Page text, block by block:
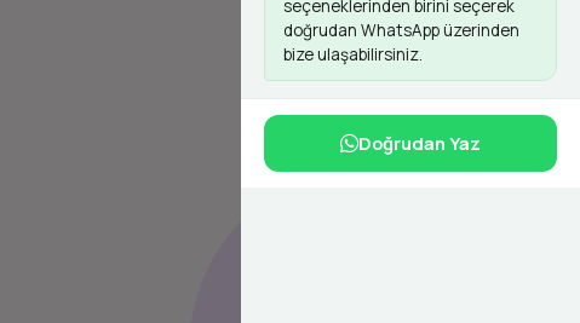
seçeneklerinden birini seçerek
doğrudan WhatsApp üzerinden
bize ulaşabilirsiniz.
Doğrudan Yaz